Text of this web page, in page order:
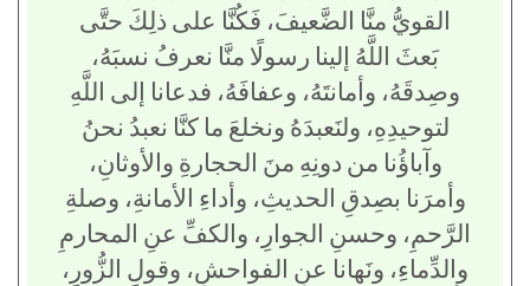
القويُّ منَّا الضَّعيفَ، فَكُنَّا على ذلِكَ حتَّى
بَعثَ اللَّهُ إلينا رسولًا منَّا نعرفُ نسبَهُ،
وصِدقَهُ، وأمانتَهُ، وعفافَهُ، فدعانا إلى اللَّهِ
لتوحيدِهِ، ولنَعبدَهُ ونخلعَ ما كنَّا نعبدُ نحنُ
وآباؤُنا من دونِهِ منَ الحجارةِ والأوثانِ،
وأمرَنا بصِدقِ الحديثِ، وأداءِ الأمانةِ، وصلةِ
الرَّحمِ، وحسنِ الجوارِ، والكفِّ عنِ المحارمِ
والدِّماءِ، ونَهانا عنِ الفواحشِ، وقولِ الزُّورِ،